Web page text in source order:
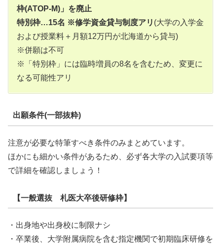
枠(ATOP-M)」を廃止
特別枠…15名 ※修学資金貸与制度アリ (大学の入学金
および授業料＋月額12万円が北海道から貸与)
※併願は不可
※「特別枠」には臨時増員の8名を含むため、変更に
なる可能性アリ
出願条件(一部抜粋)
注意が必要な特筆すべき条件のみまとめています。
ほかにも細かい条件があるため、必ず各大学の入試要項等
で詳細を確認しましょう！
【一般選抜 札医大卒後研修枠】
・出身地や出身校に制限ナシ
・卒業後、大学附属病院を含む指定機関で初期臨床研修を